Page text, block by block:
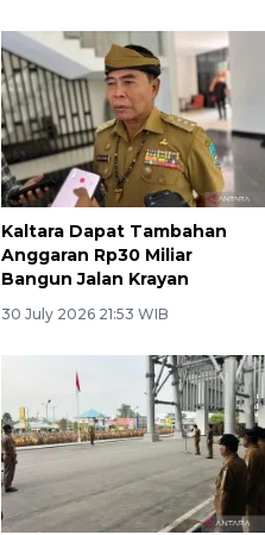
Kaltara Dapat Tambahan
Anggaran Rp30 Miliar
Bangun Jalan Krayan
30 July 2026 21:53 WIB